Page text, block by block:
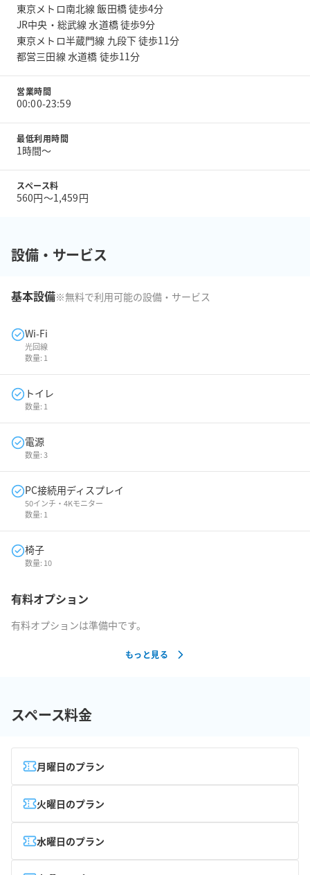
東京メトロ南北線 飯田橋 徒歩4分
JR中央・総武線 水道橋 徒歩9分
東京メトロ半蔵門線 九段下 徒歩11分
都営三田線 水道橋 徒歩11分
営業時間
00:00-23:59
最低利用時間
1時間〜
スペース料
560円〜1,459円
設備・サービス
基本設備※無料で利用可能の設備・サービス
Wi-Fi
光回線
数量: 1
トイレ
数量: 1
電源
数量:3
PC接続用ディスプレイ
50インチ・4Kモニター
数量: 1
椅子
数量: 10
有料オプション
有料オプションは準備中です。
もっと見る
スペース料金
月曜日のプラン
火曜日のプラン
水曜日のプラン